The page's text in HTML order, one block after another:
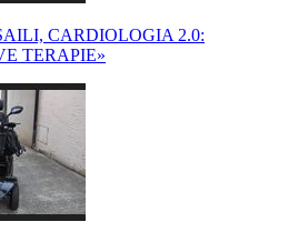
CARDIOLOGIA 2.0:
TERAPIE»